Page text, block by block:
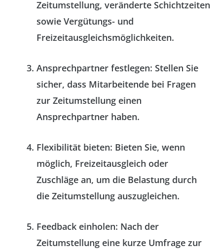
Zeitumstellung, veränderte Schichtzeiten
sowie Vergütungs- und
Freizeitausgleichsmöglichkeiten.
Ansprechpartner festlegen: Stellen Sie
sicher, dass Mitarbeitende bei Fragen
zur Zeitumstellung einen
Ansprechpartner haben.
Flexibilität bieten: Bieten Sie, wenn
möglich, Freizeitausgleich oder
Zuschläge an, um die Belastung durch
die Zeitumstellung auszugleichen.
Feedback einholen: Nach der
Zeitumstellung eine kurze Umfrage zur